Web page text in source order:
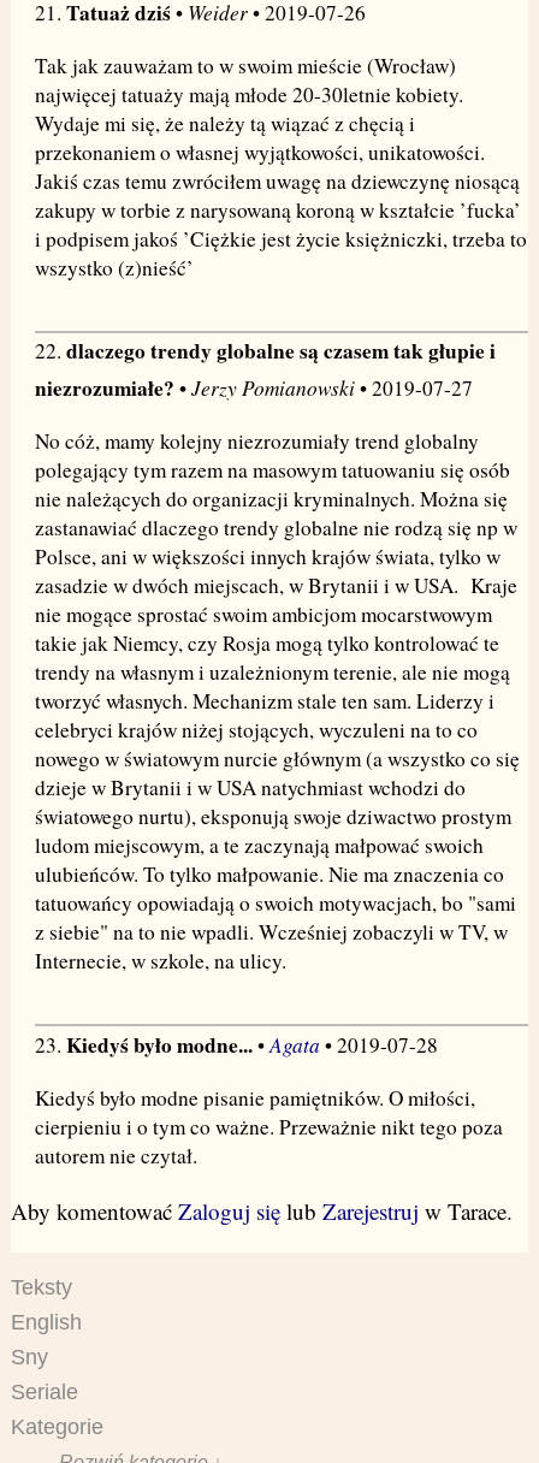
21. Tatuaż dziś• Weider• 2019-07-26
Tak jak zauważam to w swoim mieście (Wrocław)
najwięcej tatuaży mają młode 20-30letnie kobiety.
Wydaje mi się, że należy tą wiązać z chęcią i
przekonaniem o własnej wyjątkowości, unikatowości.
Jakiś czas temu zwróciłem uwagę na dziewczynę niosącą
zakupy w torbie z narysowaną koroną w kształcie ’fucka’
i podpisem jakoś ’Ciężkie jest życie księżniczki, trzeba to
wszystko (z)nieść’
22. dlaczego trendy globalne są czasem tak głupie i
niezrozumiałe? •Jerzy Pomianowski• 2019-07-27
No cóż, mamy kolejny niezrozumiały trend globalny
polegający tym razem na masowym tatuowaniu się osób
nie należących do organizacji kryminalnych. Można się
zastanawiać dlaczego trendy globalne nie rodzą się np w
Polsce, ani w większości innych krajów świata, tylko w
zasadzie w dwóch miejscach, w Brytanii i w USA. Kraje
nie mogące sprostać swoim ambicjom mocarstwowym
takie jak Niemcy, czy Rosja mogą tylko kontrolować te
trendy na własnym i uzależnionym terenie, ale nie mogą
tworzyć własnych. Mechanizm stale ten sam. Liderzy i
celebryci krajów niżej stojących, wyczuleni na to co
nowego w światowym nurcie głównym (a wszystko co się
dzieje w Brytanii i w USA natychmiast wchodzi do
światowego nurtu), eksponują swoje dziwactwo prostym
ludom miejscowym, a te zaczynają małpować swoich
ulubieńców. To tylko małpowanie. Nie ma znaczenia co
tatuowańcy opowiadają o swoich motywacjach, bo "sami
z siebie" na to nie wpadli. Wcześniej zobaczyli w TV, w
Internecie, w szkole, na ulicy.
23. Kiedyś było modne...•Agata • 2019-07-28
Kiedyś było modne pisanie pamiętników. O miłości,
cierpieniu i o tym co ważne. Przeważnie nikt tego poza
autorem nie czytał.
Aby komentować Zaloguj sięlub Zarejestruj w Tarace.
Teksty
English
Sny
Seriale
Kategorie